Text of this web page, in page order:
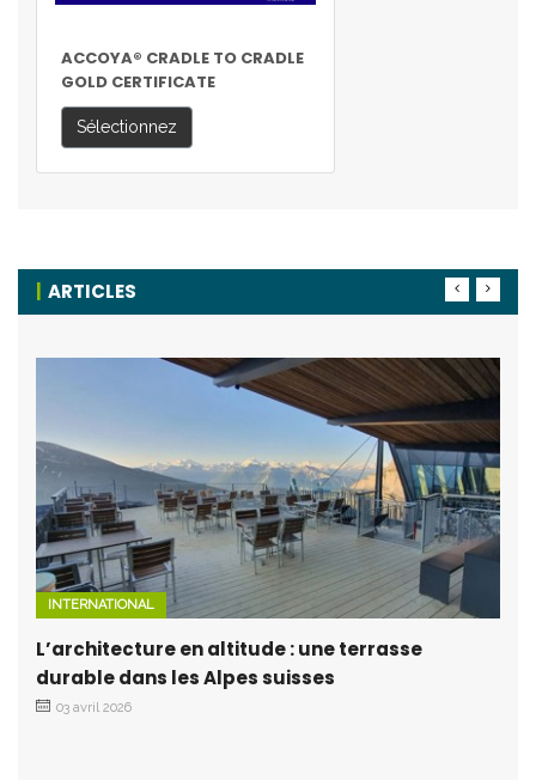
ACCOYA® CRADLE TO CRADLE
GOLD CERTIFICATE
Sélectionnez
ARTICLES
INTERNATIONAL
L’architecture en altitude : une terrasse
durable dans les Alpes suisses
03 avril 2026